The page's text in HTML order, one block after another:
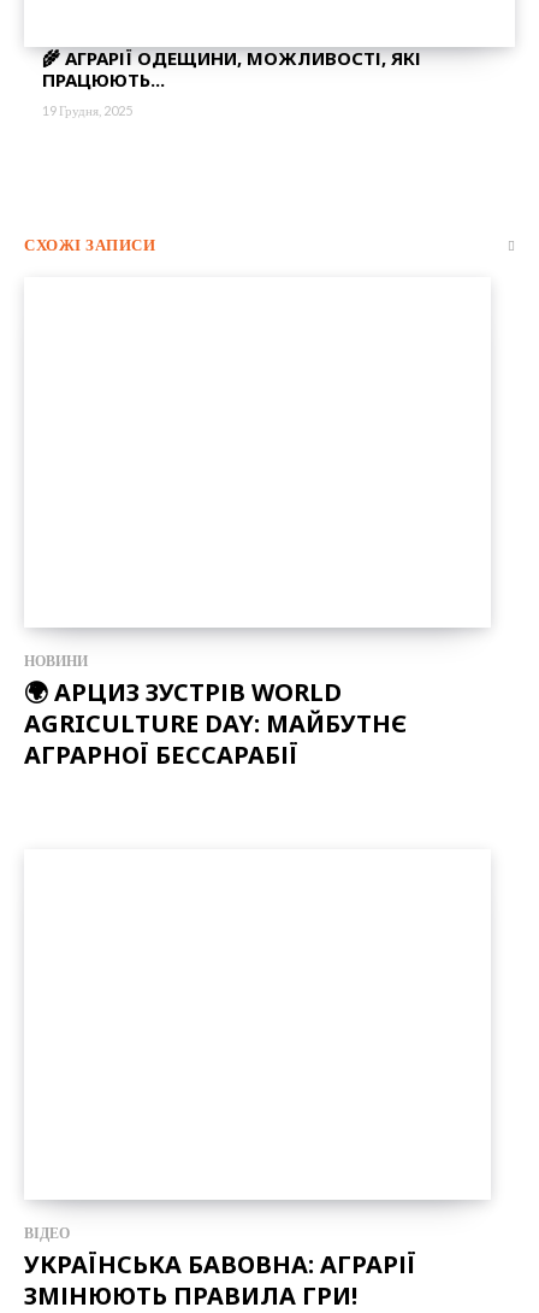
🌾 АГРАРІЇ ОДЕЩИНИ, МОЖЛИВОСТІ, ЯКІ
ПРАЦЮЮТЬ...
19 Грудня, 2025
СХОЖІ ЗАПИСИ
НОВИНИ
🌍 АРЦИЗ ЗУСТРІВ WORLD
AGRICULTURE DAY: МАЙБУТНЄ
АГРАРНОЇ БЕССАРАБІЇ
ВІДЕО
УКРАЇНСЬКА БАВОВНА: АГРАРІЇ
ЗМІНЮЮТЬ ПРАВИЛА ГРИ!